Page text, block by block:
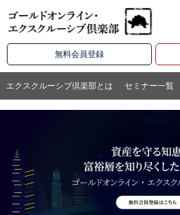
無料会員登録
エクスクルーシブ倶楽部とは セミナー一覧